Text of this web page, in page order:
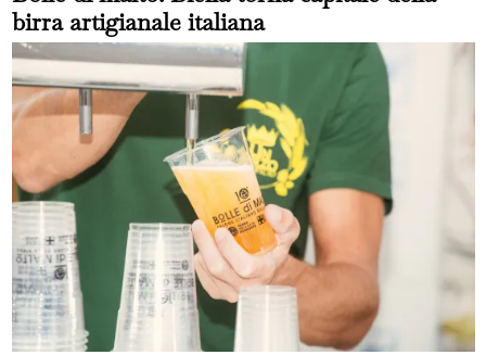
birra artigianale italiana